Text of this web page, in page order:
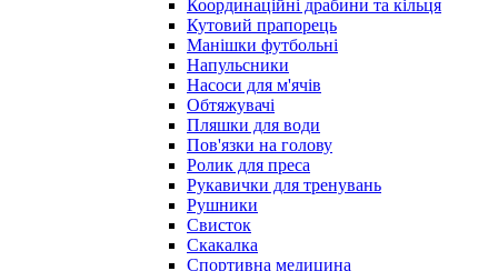
Координаційні драбини та кільця
Кутовий прапорець
Манішки футбольні
Напульсники
Насоси для м'ячів
Обтяжувачі
Пляшки для води
Пов'язки на голову
Ролик для преса
Рукавички для тренувань
Рушники
Свисток
Скакалка
Спортивна медицина